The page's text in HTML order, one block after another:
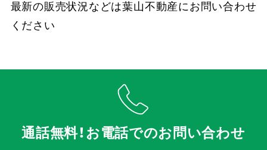
最新の販売状況などは葉山不動産にお問い合わせ
ください
通話無料！お電話でのお問い合わせ